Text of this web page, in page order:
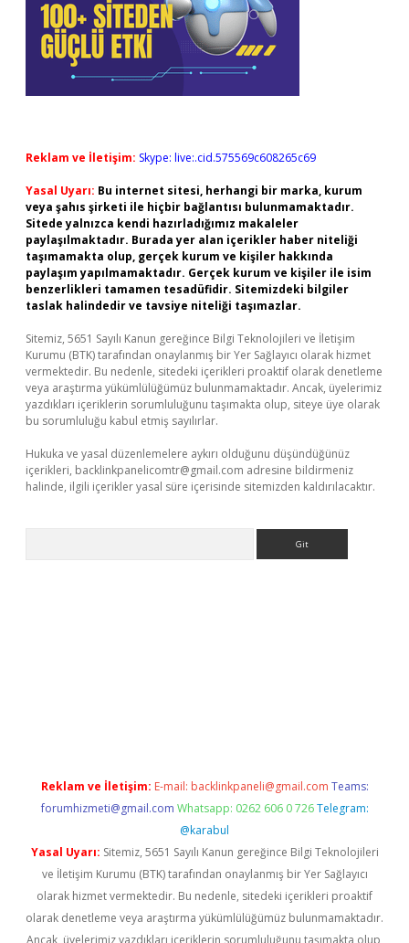
Reklam ve İletişim: Skype: live:.cid.575569c608265c69
Yasal Uyarı: Bu internet sitesi, herhangi bir marka, kurum
veya şahıs şirketi ile hiçbir bağlantısı bulunmamaktadır.
Sitede yalnızca kendi hazırladığımız makaleler
paylaşılmaktadır. Burada yer alan içerikler haber niteliği
taşımamakta olup, gerçek kurum ve kişiler hakkında
paylaşım yapılmamaktadır. Gerçek kurum ve kişiler ile isim
benzerlikleri tamamen tesadüfidir. Sitemizdeki bilgiler
taslak halindedir ve tavsiye niteliği taşımazlar.
Sitemiz, 5651 Sayılı Kanun gereğince Bilgi Teknolojileri ve İletişim
Kurumu (BTK) tarafından onaylanmış bir Yer Sağlayıcı olarak hizmet
vermektedir. Bu nedenle, sitedeki içerikleri proaktif olarak denetleme
veya araştırma yükümlülüğümüz bulunmamaktadır. Ancak, üyelerimiz
yazdıkları içeriklerin sorumluluğunu taşımakta olup, siteye üye olarak
bu sorumluluğu kabul etmiş sayılırlar.
Hukuka ve yasal düzenlemelere aykırı olduğunu düşündüğünüz
içerikleri, backlinkpanelicomtr@gmail.com adresine bildirmeniz
halinde, ilgili içerikler yasal süre içerisinde sitemizden kaldırılacaktır.
Reklam ve İletişim: E-mail: backlinkpaneli@gmail.com Teams:
forumhizmeti@gmail.com Whatsapp: 0262 606 0 726 Telegram:
@karabul
Yasal Uyarı: Sitemiz, 5651 Sayılı Kanun gereğince Bilgi Teknolojileri
ve İletişim Kurumu (BTK) tarafından onaylanmış bir Yer Sağlayıcı
olarak hizmet vermektedir. Bu nedenle, sitedeki içerikleri proaktif
olarak denetleme veya araştırma yükümlülüğümüz bulunmamaktadır.
Ancak, üyelerimiz yazdıkları içeriklerin sorumluluğunu taşımakta olup,